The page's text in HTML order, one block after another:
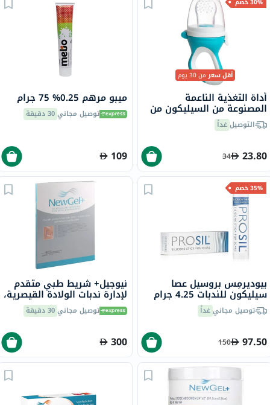
أقل سعرمن 30 يوم
أداة التغذية الناعمة
المصنوعة من السيليكون من
بايبيجيم للفاكهة والخضروات
التوصيلغداً
23.80
34
ميبو مرهم 0.25% 75 جرام
توصيل مجاني30 دقيقة
109
35% خصم
بيوديرمِس بروسيل عصا
سيليكون للندبات 4.25 جرام
توصيل مجانيغداً
97.50
150
نيوجيل+ شريط طبي متقدم
لإدارة ندبات الولادة القيصرية،
حزمه من 1توصيل مجاني30 دقيقة
300